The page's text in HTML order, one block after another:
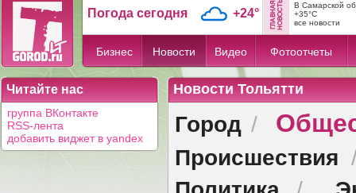
Погода сегодня +24°
В Самарской
+35°C
все новости
Бизнес Новости Видео Фотоотчеты
Читайте нас
группа ВКонтакте
RSS-лента
добавить виджет в yandex
Новости Тольятти
Город /
Происшествия